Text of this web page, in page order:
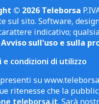
© 2026 Teleborsa
sul sito. Software,
indicativo;
Avviso sull'uso e sulla
e condizioni di utilizzo
su
ritenesse che la
teleborsa.it. Sarà